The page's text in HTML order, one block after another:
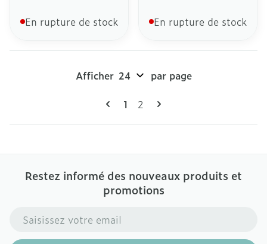
En rupture de stock En rupture de stock
Pages
Vous lisez actuellement la
1 Page
2
Afficher par page
Restez informé des nouveaux produits et
promotions
Adresse mail